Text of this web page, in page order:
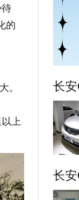
的
。
上
长
长